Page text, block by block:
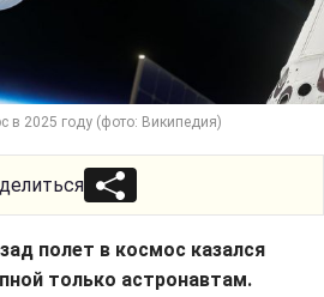
в 2025 году (фото: Википедия)
полет в космос казался
только астронавтам.